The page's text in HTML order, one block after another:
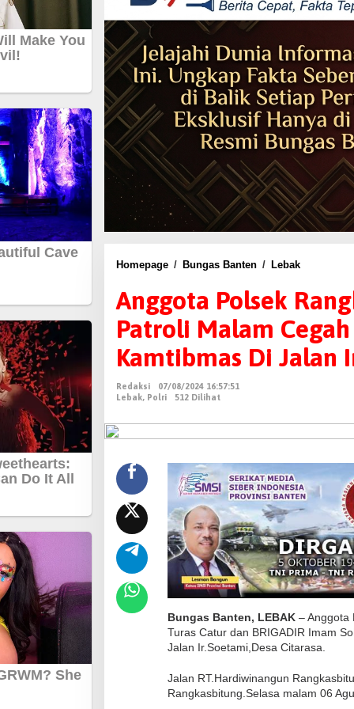
Homepage / Bungas Banten / Lebak
g
g
o
t
l
k
R
a
n
g
k
s
b
t
Anggota Polsek
Patroli Malam
Kamtibmas Di Jalan
Redaksi
07/08/2024 16:57:51
Lebak, Polri 512 Dilihat
Bungas Banten, LEBAK– Anggota
Turas Catur dan BRIGADIR Imam
Jalan Ir.Soetami,Desa Citarasa.
Jalan RT.Hardiwinangun
Rangkasbitung.Selasa malam 06